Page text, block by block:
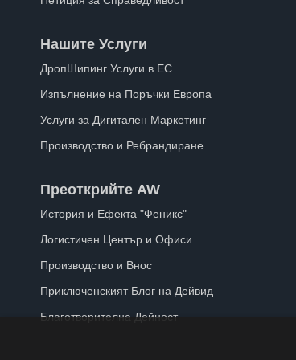
Нашите Услуги
ДропШипинг Услуги в ЕС
Изпълнение на Поръчки Европа
Услуги за Дигитален Маркетинг
Производство и Ребрандиране
Преоткрийте AW
История и Ефекта "Феникс"
Логистичен Център и Офиси
Производство и Внос
Приключенският Блог на Дейвид
Благотворителна Дейност